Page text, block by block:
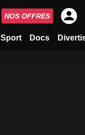
Sport Docs
NOS OFFRES